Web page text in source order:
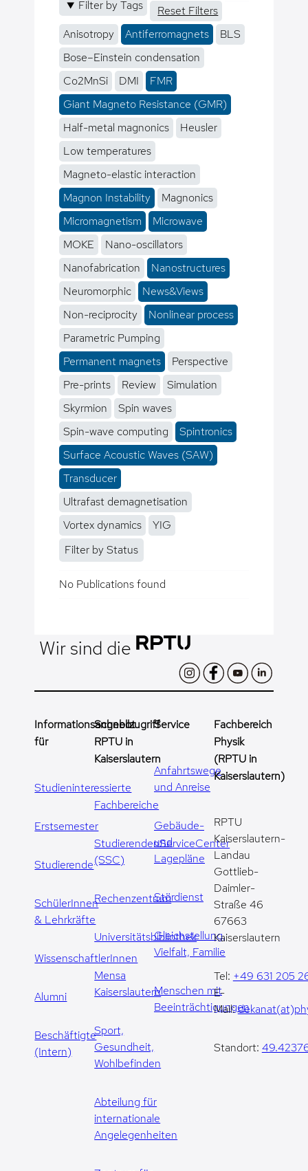
Filter by Tags
Reset Filters
Anisotropy
Antiferromagnets
BLS
Bose–Einstein condensation
Co2MnSi
DMI
FMR
Giant Magneto Resistance (GMR)
Half-metal magnonics
Heusler
Low temperatures
Magneto-elastic interaction
Magnon Instability
Magnonics
Micromagnetism
Microwave
MOKE
Nano-oscillators
Nanofabrication
Nanostructures
Neuromorphic
News&Views
Non-reciprocity
Nonlinear process
Parametric Pumping
Permanent magnets
Perspective
Pre-prints
Review
Simulation
Skyrmion
Spin waves
Spin-wave computing
Spintronics
Surface Acoustic Waves (SAW)
Transducer
Ultrafast demagnetisation
Vortex dynamics
YIG
Filter by Status
No Publications found
Wir sind die
Informationsangebot
für
Studieninteressierte
Erstsemester
Studierende
SchülerInnen
& Lehrkräfte
WissenschaftlerInnen
Alumni
Beschäftigte
(Intern)
Schnellzugriff
RPTU in
Kaiserslautern
Fachbereiche
StudierendenServiceCenter
(SSC)
Rechenzentrum
Universitätsbibliothek
Mensa
Kaiserslautern
Sport,
Gesundheit,
Wohlbefinden
Abteilung für
internationale
Angelegenheiten
Service
Anfahrtswege
und Anreise
Gebäude-
und
Lagepläne
Stördienst
Gleichstellung,
Vielfalt, Familie
Menschen mit
Beeinträchtigungen
Fachbereich
Physik
(RPTU in
Kaiserslautern)
RPTU
Kaiserslautern-
Landau
Gottlieb-
Daimler-
Straße 46
67663
Kaiserslautern
Tel: +49 631 205
E-
Mail:
Standort: